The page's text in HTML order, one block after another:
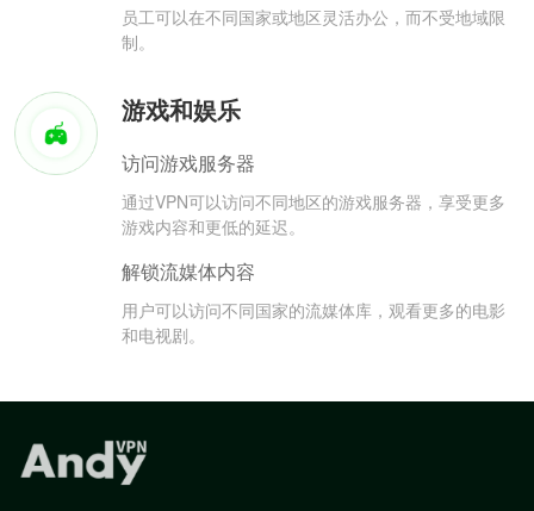
员工可以在不同国家或地区灵活办公，而不受地域限
制。
游戏和娱乐
访问游戏服务器
通过VPN可以访问不同地区的游戏服务器，享受更多
游戏内容和更低的延迟。
解锁流媒体内容
用户可以访问不同国家的流媒体库，观看更多的电影
和电视剧。